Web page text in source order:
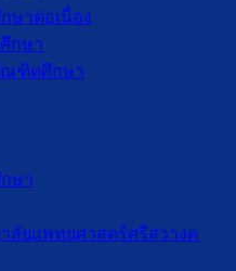
ษาต่อเนื่อง
กษา
ณฑิตศึกษา
ษา
ลัยแพทยศาสตร์ศรีสวางค